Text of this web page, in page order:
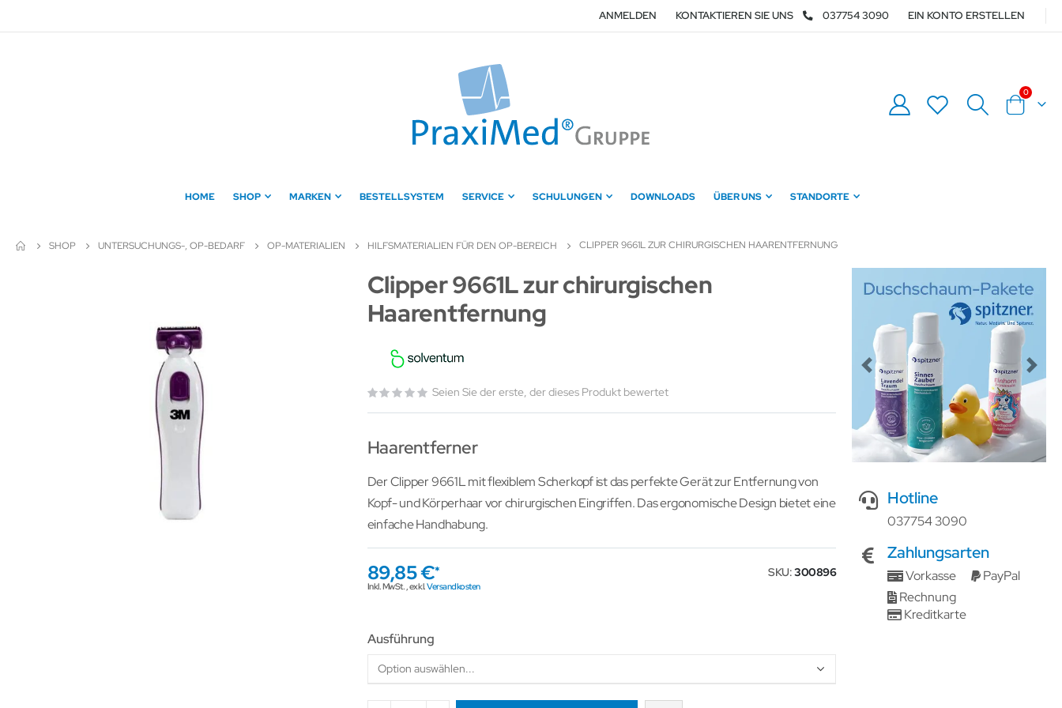
zum
ANMELDEN KONTAKTIEREN SIE UNS 037754 3090 EIN KONTO ERSTELLEN
Warenkorb
0
HOME SHOP MARKEN BESTELLSYSTEM SERVICE SCHULUNGEN DOWNLOADS ÜBER UNS STANDORTE
SHOP UNTERSUCHUNGS-, OP-BEDARF OP-MATERIALIEN HILFSMATERIALIEN FÜR DEN OP-BEREICH CLIPPER 9661L ZUR CHIRURGISCHEN HAARENTFERNUNG
Zum
Anfang
Bildergalerie
springen
Clipper 9661L zur chirurgischen
Haarentfernung
Seien Sie der erste, der dieses Produkt bewertet
Haarentferner
Der Clipper 9661L mit flexiblem Scherkopf ist das perfekte Gerät zur Entfernung von
Kopf- und Körperhaar vor chirurgischen Eingriffen. Das ergonomische Design bietet eine
einfache Handhabung.
89,85 €
Inkl. MwSt.,exkl.Versandkosten
SKU 300896
Ausführung
Previous Next
Hotline
037754 3090
Zahlungsarten
Vorkasse
PayPal
Rechnung
Kreditkarte